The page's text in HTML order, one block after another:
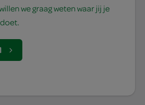
we graag weten waar jij je